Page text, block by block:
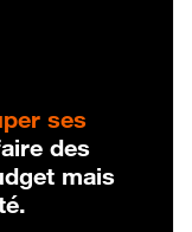
ses
des
mais